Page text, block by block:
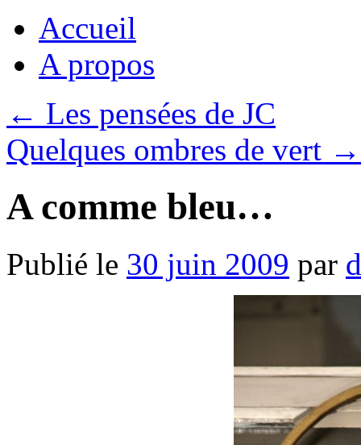
Accueil
A propos
← Les pensées de JC
Quelques ombres de vert →
A comme bleu…
Publié le 30 juin 2009 par